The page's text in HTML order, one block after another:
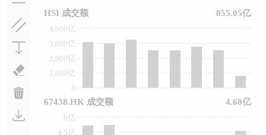
0
1,000亿
2,000亿
3,000亿
4,000亿
4.5亿
6亿
HSI 成交额 855.05亿
67438.HK 成交额 4.68亿